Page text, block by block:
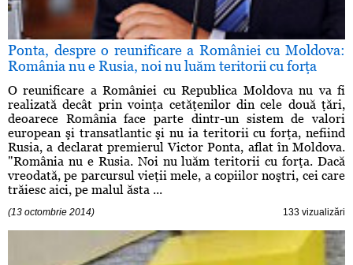
Ponta, despre o reunificare a României cu Moldova:
România nu e Rusia, noi nu luăm teritorii cu forţa
O reunificare a României cu Republica Moldova nu va fi
realizată decât prin voinţa cetăţenilor din cele două ţări,
deoarece România face parte dintr-un sistem de valori
european şi transatlantic şi nu ia teritorii cu forţa, nefiind
Rusia, a declarat premierul Victor Ponta, aflat în Moldova.
"România nu e Rusia. Noi nu luăm teritorii cu forţa. Dacă
vreodată, pe parcursul vieţii mele, a copiilor noştri, cei care
trăiesc aici, pe malul ăsta ...
(13 octombrie 2014) 133 vizualizări